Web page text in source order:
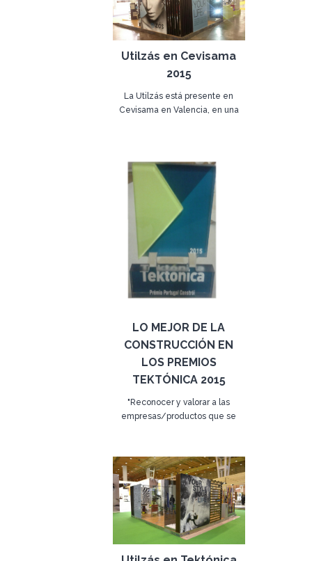
Utilzás en Cevisama
2015
La Utilzás está presente en
Cevisama en Valencia, en una
LO MEJOR DE LA
CONSTRUCCIÓN EN
LOS PREMIOS
TEKTÓNICA 2015
"Reconocer y valorar a las
empresas/productos que se
contribuyen y revelan los
atributos relacionados con los
equipos y la capacidad de la
especialización."